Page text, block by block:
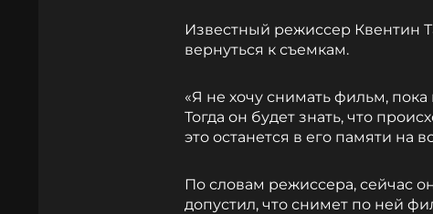
Известный режиссер Квентин
вернуться к съемкам.
«Я не хочу снимать фильм,
Тогда он будет знать, что
это останется в его памяти на
По словам режиссера, сейчас
допустил, что снимет по ней